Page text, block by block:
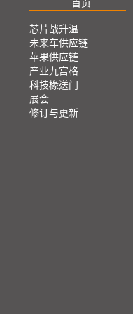
首页
芯片战升温
未来车供应链
苹果供应链
产业九宫格
科技椽送门
展会
修订与更新